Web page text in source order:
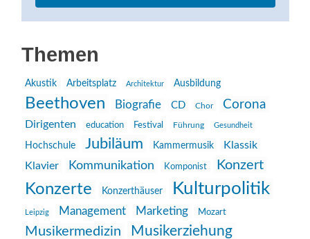
Themen
Akustik Arbeitsplatz Architektur Ausbildung
Beethoven Biografie CD Chor Corona
Dirigenten education Festival Führung Gesundheit
Hochschule Jubiläum Kammermusik
Klassik
Klavier
Kommunikation Komponist Konzert
Konzerte Konzerthäuser Kulturpolitik
Leipzig Management Marketing Mozart
Musikermedizin Musikerziehung